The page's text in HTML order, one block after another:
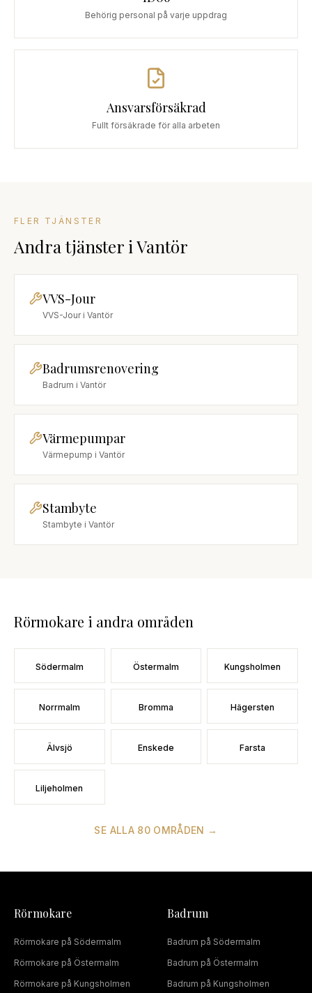
Behörig personal på varje uppdrag
Ansvarsförsäkrad
Fullt försäkrade för alla arbeten
FLER TJÄNSTER
Andra tjänster iVantör
VVS-Jour
VVS-Jour i Vantör
Badrumsrenovering
Badrum i Vantör
Värmepumpar
Värmepump i Vantör
Stambyte
Stambyte i Vantör
Rörmokare i andra områden
Södermalm Östermalm Kungsholmen
Norrmalm Bromma Hägersten
Älvsjö Enskede Farsta
Liljeholmen
SE ALLA 80 OMRÅDEN →
Rörmokare
Rörmokare på Södermalm
Rörmokare på Östermalm
Rörmokare på Kungsholmen
Badrum
Badrum på Södermalm
Badrum på Östermalm
Badrum på Kungsholmen